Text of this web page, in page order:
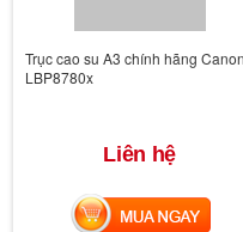
Trục cao su A3 chính hãng Canon
LBP8780x
Liên hệ
MUA NGAY